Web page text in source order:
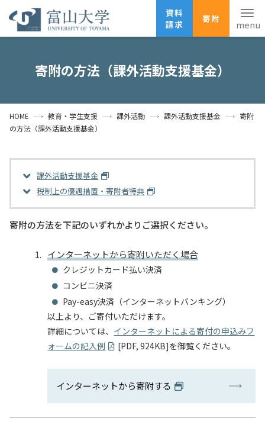
資料
請求
寄附
資料請求
寄附
広報刊行物
受験生の方 地域・一般の方 企業・研究者の方
卒業生の方 在学生の方
学部・大学院・施設
教育・学生支援
研究・産学官連携
寄附の方法（課外活動支援基金）
HOME 教育・学生支援 課外活動 課外活動支援基金
寄附
の方法（課外活動支援基金）
課外活動支援基金
税制上の優遇措置・寄附者特典
寄附の方法を下記のいずれかよりご選択ください。
インターネットから寄附いただく場合
クレジットカード払い決済
コンビニ決済
Pay-easy決済（インターネットバンキング）
以上より、ご寄付いただけます。
詳細については、 インターネットによる寄付の申込みフ
ォームの記入例
[PDF, 924KB]を御覧ください。
インターネットから寄附する